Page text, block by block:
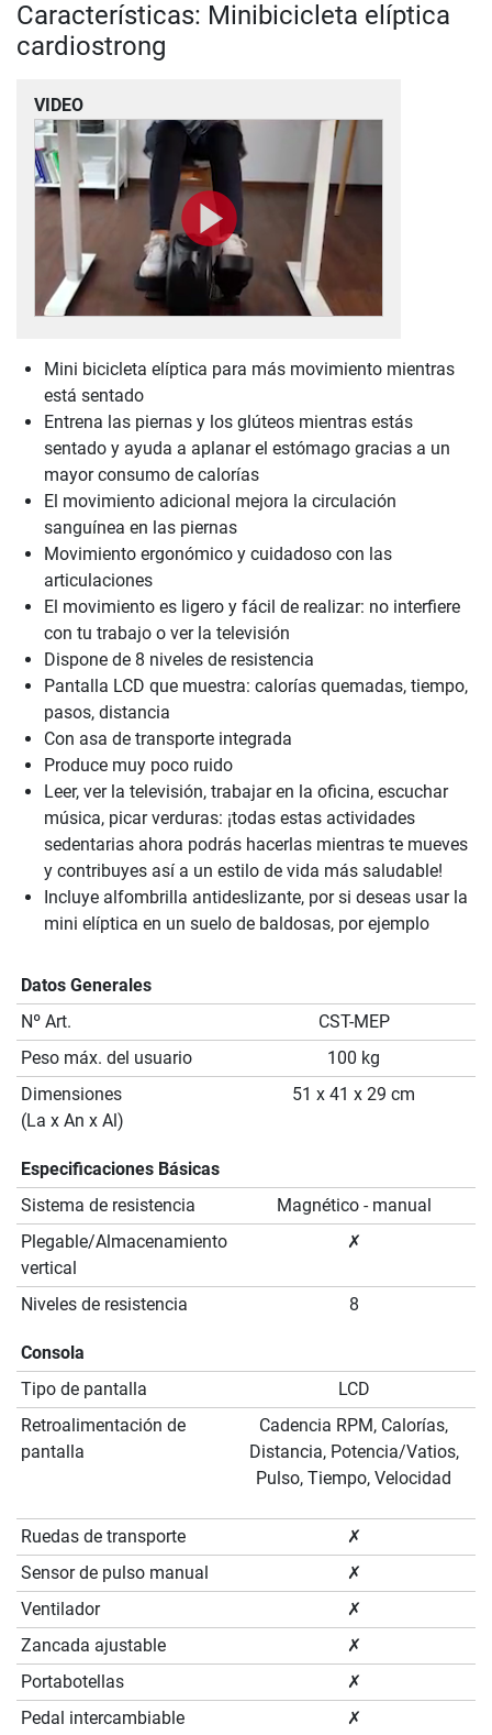
Características: Minibicicleta elíptica
cardiostrong
VIDEO
Mini bicicleta elíptica para más movimiento mientras
está sentado
Entrena las piernas y los glúteos mientras estás
sentado y ayuda a aplanar el estómago gracias a un
mayor consumo de calorías
El movimiento adicional mejora la circulación
sanguínea en las piernas
Movimiento ergonómico y cuidadoso con las
articulaciones
El movimiento es ligero y fácil de realizar: no interfiere
con tu trabajo o ver la televisión
Dispone de 8 niveles de resistencia
Pantalla LCD que muestra: calorías quemadas, tiempo,
pasos, distancia
Con asa de transporte integrada
Produce muy poco ruido
Leer, ver la televisión, trabajar en la oficina, escuchar
música, picar verduras: ¡todas estas actividades
sedentarias ahora podrás hacerlas mientras te mueves
y contribuyes así a un estilo de vida más saludable!
Incluye alfombrilla antideslizante, por si deseas usar la
mini elíptica en un suelo de baldosas, por ejemplo
Datos Generales
Nº Art.
CST-MEP
Peso máx. del usuario
100 kg
Dimensiones
(La x An x Al)
51 x 41 x 29 cm
Especificaciones Básicas
Sistema de resistencia
Magnético - manual
Plegable/Almacenamiento
vertical
✗
Niveles de resistencia 8
Consola
Tipo de pantalla
LCD
Retroalimentación de
pantalla
Cadencia RPM, Calorías,
Distancia, Potencia/Vatios,
Pulso, Tiempo, Velocidad
Ruedas de transporte
✗
Sensor de pulso manual
✗
Ventilador
✗
Zancada ajustable
✗
Portabotellas
✗
Pedal intercambiable
✗